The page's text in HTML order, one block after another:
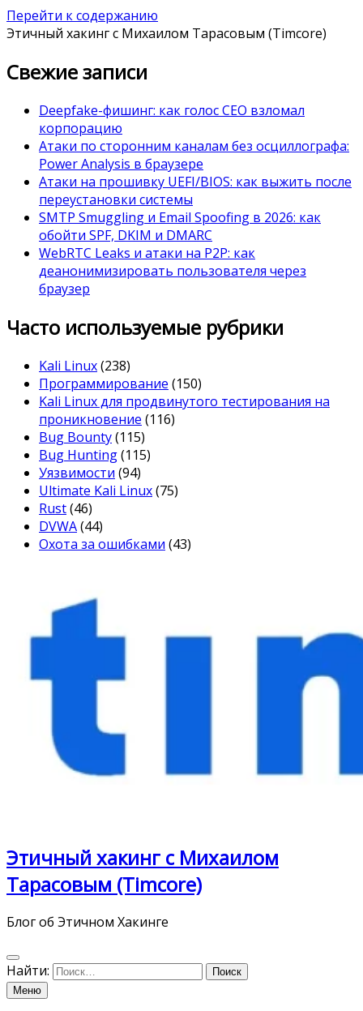
Перейти к содержанию
Этичный хакинг с Михаилом Тарасовым (Timcore)
Свежие записи
Deepfake-фишинг: как голос CEO взломал
корпорацию
Атаки по сторонним каналам без осциллографа:
Power Analysis в браузере
Атаки на прошивку UEFI/BIOS: как выжить после
переустановки системы
SMTP Smuggling и Email Spoofing в 2026: как
обойти SPF, DKIM и DMARC
WebRTC Leaks и атаки на P2P: как
деанонимизировать пользователя через
браузер
Часто используемые рубрики
Kali Linux(238)
Программирование (150)
Kali Linux для продвинутого тестирования на
проникновение (116)
Bug Bounty(115)
Bug Hunting(115)
Уязвимости (94)
Ultimate Kali Linux(75)
Rust(46)
DVWA(44)
Охота за ошибками (43)
Этичный хакинг с Михаилом
Тарасовым (Timcore)
Блог об Этичном Хакинге
Найти:
Меню